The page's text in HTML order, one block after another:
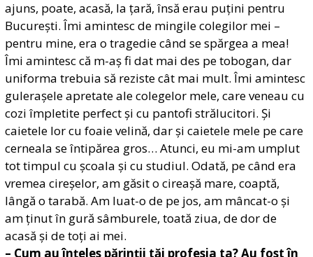
ajuns, poate, acasă, la țară, însă erau puțini pentru
București. Îmi amintesc de mingile colegilor mei –
pentru mine, era o tragedie când se spărgea a mea!
Îmi amintesc că m-aș fi dat mai des pe tobogan, dar
uniforma trebuia să reziste cât mai mult. Îmi amintesc
gulerașele apretate ale colegelor mele, care veneau cu
cozi împletite perfect și cu pantofi strălucitori. Și
caietele lor cu foaie velină, dar și caietele mele pe care
cerneala se întipărea gros… Atunci, eu mi-am umplut
tot timpul cu școala și cu studiul. Odată, pe când era
vremea cireșelor, am găsit o cireașă mare, coaptă,
lângă o tarabă. Am luat-o de pe jos, am mâncat-o și
am ținut în gură sâmburele, toată ziua, de dor de
acasă și de toți ai mei.
– Cum au înțeles părinții tăi profesia ta? Au fost în